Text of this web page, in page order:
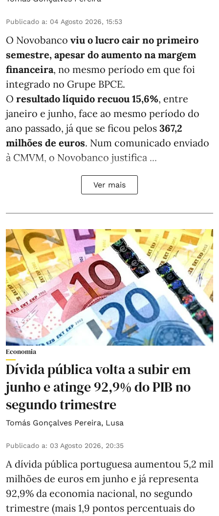
Publicado a: 04 Agosto 2026, 15:53
O Novobanco viu o lucro cair no primeiro
semestre, apesar do aumento na margem
financeira, no mesmo período em que foi
integrado no Grupe BPCE.
O resultado líquido recuou 15,6%, entre
janeiro e junho, face ao mesmo período do
ano passado, já que se ficou pelos 367,2
milhões de euros. Num comunicado enviado
à CMVM, o Novobanco justifica ...
Ver mais
Economia
Dívida pública volta a subir em
junho e atinge 92,9% do PIB no
segundo trimestre
Tomás Gonçalves Pereira, Lusa
Publicado a: 03 Agosto 2026, 20:35
A dívida pública portuguesa aumentou 5,2 mil
milhões de euros em junho e já representa
92,9% da economia nacional, no segundo
trimestre (mais 1,9 pontos percentuais do